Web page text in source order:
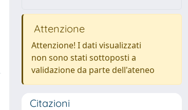
Attenzione
Attenzione! I dati visualizzati
non sono stati sottoposti a
validazione da parte dell'ateneo
Citazioni